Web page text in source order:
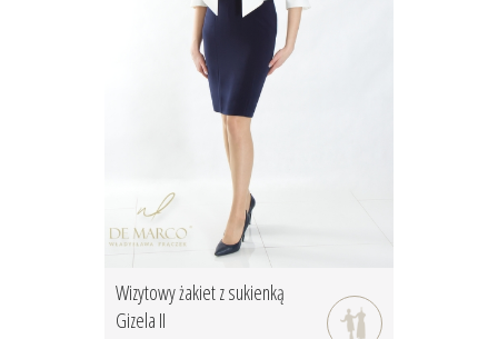
Wizytowy żakiet z sukienką
Gizela II